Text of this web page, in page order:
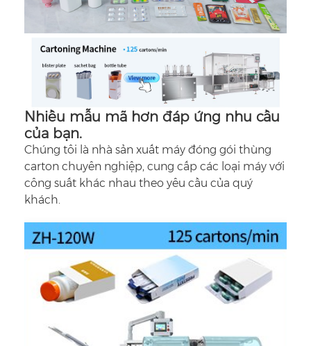
Nhiều mẫu mã hơn đáp ứng nhu cầu
của bạn.
Chúng tôi là nhà sản xuất máy đóng gói thùng
carton chuyên nghiệp, cung cấp các loại máy với
công suất khác nhau theo yêu cầu của quý
khách.